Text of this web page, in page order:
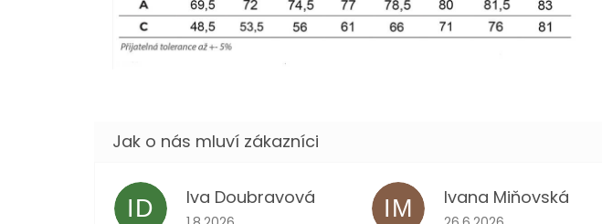
ID Iva Doubravová
Hodnocení obchodu je 5 z 5 hvězdiček.
IM Ivana Miňovská
Hodnocení obchodu je 5